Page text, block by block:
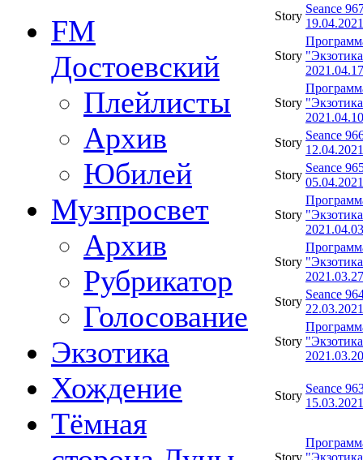
FM
Достоевский
Плейлисты
Архив
Юбилей
Музпросвет
Архив
Рубрикатор
Голосование
Экзотика
Хождение
Тёмная
Story
Seance
19.04.2021
Story
2021.04.17
Story
2021.04.10
Story
Seance
12.04.2021
Story
Seance
05.04.2021
Story
2021.04.03
Story
2021.03.27
Story
Seance
22.03.2021
Story
2021.03.20
Story
Seance
15.03.2021
Story